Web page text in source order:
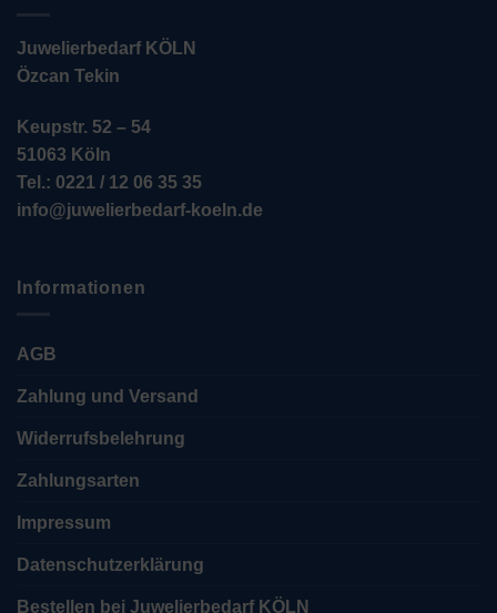
Juwelierbedarf KÖLN
Özcan Tekin
Keupstr. 52 – 54
51063 Köln
Tel.: 0221 / 12 06 35 35
info@juwelierbedarf-koeln.de
Informationen
AGB
Zahlung und Versand
Widerrufsbelehrung
Zahlungsarten
Impressum
Datenschutzerklärung
Bestellen bei Juwelierbedarf KÖLN